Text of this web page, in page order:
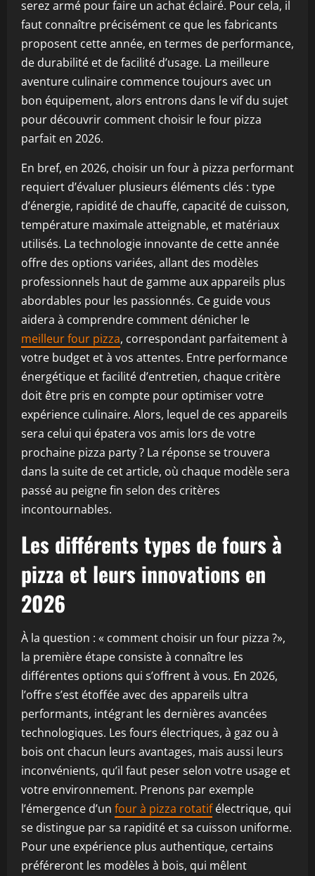
serez armé pour faire un achat éclairé. Pour cela, il
faut connaître précisément ce que les fabricants
proposent cette année, en termes de performance,
de durabilité et de facilité d’usage. La meilleure
aventure culinaire commence toujours avec un
bon équipement, alors entrons dans le vif du sujet
pour découvrir comment choisir le four pizza
parfait en 2026.
En bref, en 2026, choisir un four à pizza performant
requiert d’évaluer plusieurs éléments clés : type
d’énergie, rapidité de chauffe, capacité de cuisson,
température maximale atteignable, et matériaux
utilisés. La technologie innovante de cette année
offre des options variées, allant des modèles
professionnels haut de gamme aux appareils plus
abordables pour les passionnés. Ce guide vous
aidera à comprendre comment dénicher le
meilleur four pizza, correspondant parfaitement à
votre budget et à vos attentes. Entre performance
énergétique et facilité d’entretien, chaque critère
doit être pris en compte pour optimiser votre
expérience culinaire. Alors, lequel de ces appareils
sera celui qui épatera vos amis lors de votre
prochaine pizza party ? La réponse se trouvera
dans la suite de cet article, où chaque modèle sera
passé au peigne fin selon des critères
incontournables.
Les différents types de fours à
pizza et leurs innovations en
2026
À la question : « comment choisir un four pizza ?»,
la première étape consiste à connaître les
différentes options qui s’offrent à vous. En 2026,
l’offre s’est étoffée avec des appareils ultra
performants, intégrant les dernières avancées
technologiques. Les fours électriques, à gaz ou à
bois ont chacun leurs avantages, mais aussi leurs
inconvénients, qu’il faut peser selon votre usage et
votre environnement. Prenons par exemple
l’émergence d’un four à pizza rotatifélectrique, qui
se distingue par sa rapidité et sa cuisson uniforme.
Pour une expérience plus authentique, certains
préféreront les modèles à bois, qui mêlent